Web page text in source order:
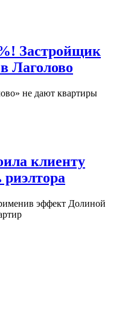
Застройщик
Лаголово
не дают квартиры
клиенту
эффект Долиной